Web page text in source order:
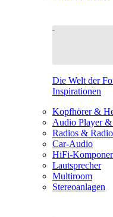
Die Welt der
Inspirationen
Kopfhörer &
Audio Player &
Radios &
Car-Audio
HiFi-
Lautsprecher
Multiroom
Stereoanlagen